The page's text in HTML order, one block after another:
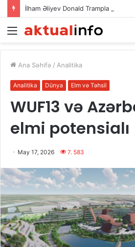
İlham Əliyev Donald Trampla danışdı
Menu
Ana Səhifə / Analitika
Analitika Dünya Elm və Təhsil
WUF13 və
elmi potensialı
May 17, 2026 7. 583